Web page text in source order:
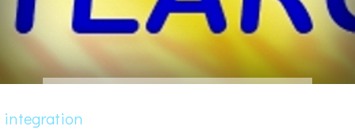
integration